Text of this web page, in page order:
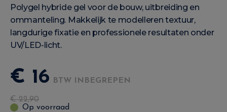
Polygel hybride gel voor de bouw, uitbreiding en
ommanteling. Makkelijk te modelleren textuur,
langdurige fixatie en professionele resultaten onder
UV/LED-licht.
€ 16 BTW INBEGREPEN
€22,90
Op voorraad